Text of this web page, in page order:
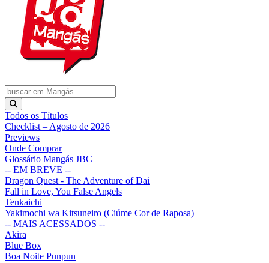
Todos os Títulos
Checklist – Agosto de 2026
Previews
Onde Comprar
Glossário Mangás JBC
-- EM BREVE --
Dragon Quest - The Adventure of Dai
Fall in Love, You False Angels
Tenkaichi
Yakimochi wa Kitsuneiro (Ciúme Cor de Raposa)
-- MAIS ACESSADOS --
Akira
Blue Box
Boa Noite Punpun